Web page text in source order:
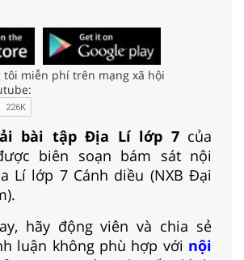
tôi miễn phí trên mạng xã hội
bài tập Địa Lí lớp 7của
biên soạn bám sát nội
Lí lớp 7 Cánh diều (NXB Đại
hãy động viên và chia sẻ
luận không phù hợp với nội